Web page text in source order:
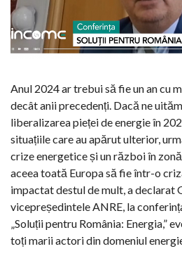
Anul 2024 ar trebui să fie un an cu
decât anii precedenți. Dacă ne
liberalizarea pieței de energie în
situațiile care au apărut ulterior,
crize energetice și un război în
aceea toată Europa să fie într-o
impactat destul de mult, a declarat
vicepreședintele ANRE, la
„Soluții pentru România: Energia,”
toți marii actori din domeniul